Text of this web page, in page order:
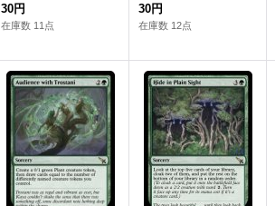
30円
在庫数 11点
30円
在庫数 12点